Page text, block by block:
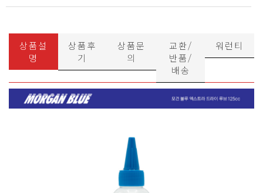
상품설
명
상품후
기
상품문
의
교환/
반품/
배송
워런티